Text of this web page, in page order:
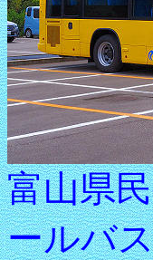
富山県
ールバ